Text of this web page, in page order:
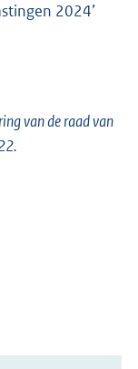
2024’
van de raad van